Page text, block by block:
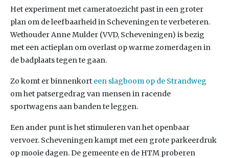
Het experiment met cameratoezicht past in een groter
plan om de leefbaarheid in Scheveningen te verbeteren.
Wethouder Anne Mulder (VVD, Scheveningen) is bezig
met een actieplan om overlast op warme zomerdagen in
de badplaats tegen te gaan.
Zo komt er binnenkort een slagboom op de Strandweg
om het patsergedrag van mensen in racende
sportwagens aan banden te leggen.
Een ander punt is het stimuleren van het openbaar
vervoer. Scheveningen kampt met een grote parkeerdruk
op mooie dagen. De gemeente en de HTM proberen